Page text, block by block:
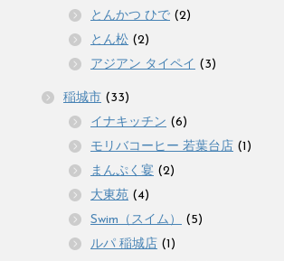
とんかつ ひで (2)
とん松 (2)
アジアン タイペイ (3)
稲城市 (33)
イナキッチン (6)
モリバコーヒー 若葉台店 (1)
まんぷく宴 (2)
大東苑 (4)
Swim（スイム）
(5)
ルパ 稲城店 (1)